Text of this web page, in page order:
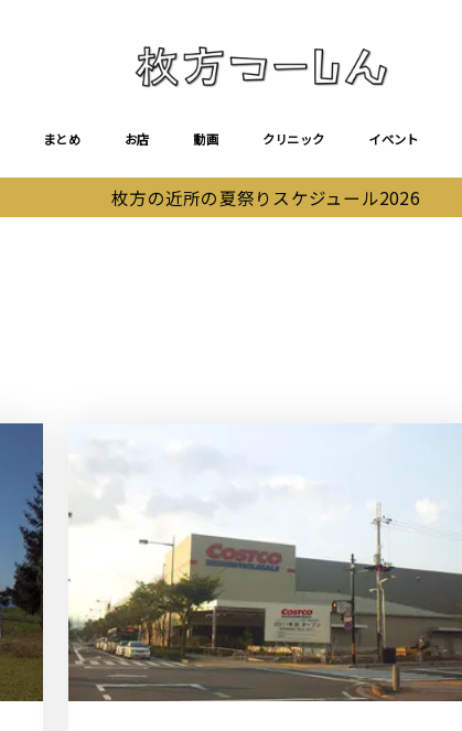
まとめ お店 動画 クリニック イベント
枚方の近所の夏祭りスケジュール2026